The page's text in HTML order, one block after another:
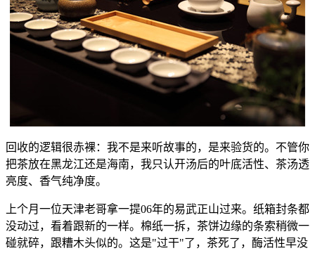
回收的逻辑很赤裸：我不是来听故事的，是来验货的。不管你
把茶放在黑龙江还是海南，我只认开汤后的叶底活性、茶汤透
亮度、香气纯净度。
上个月一位天津老哥拿一提06年的易武正山过来。纸箱封条都
没动过，看着跟新的一样。棉纸一拆，茶饼边缘的条索稍微一
碰就碎，跟糟木头似的。这是"过干"了，茶死了，酶活性早没